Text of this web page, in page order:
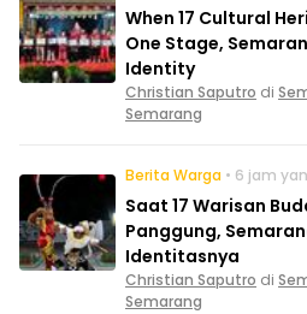
When 17 Cultural
One Stage,
Identity
Christian Saputro di
Semarang
Berita Warga • 6 jam
Saat 17 Warisan
Panggung,
Identitasnya
Christian Saputro di
Semarang